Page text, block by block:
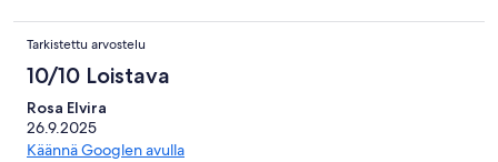
Tarkistettu arvostelu
10/10 Loistava
Rosa Elvira
26.9.2025
Käännä Googlen avulla